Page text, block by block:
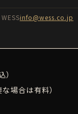
WESSinfo@wess.co.jp
）
場合は有料）